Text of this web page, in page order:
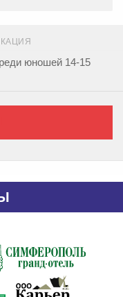
юношей 14-15